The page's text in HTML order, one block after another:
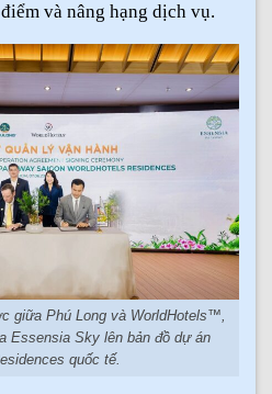
và nâng hạng dịch vụ.
giữa Phú Long và WorldHotels™,
Essensia Sky lên bản đồ dự án
quốc tế.